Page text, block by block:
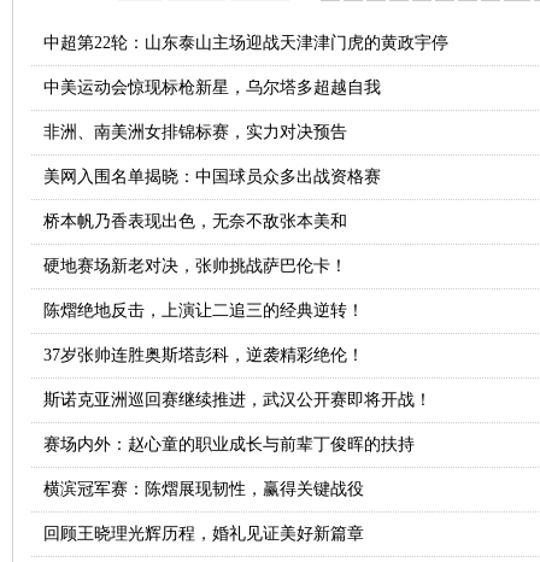
中超第22轮：山东泰山主场迎战天津津门虎的黄政宇停
中美运动会惊现标枪新星，乌尔塔多超越自我
非洲、南美洲女排锦标赛，实力对决预告
美网入围名单揭晓：中国球员众多出战资格赛
桥本帆乃香表现出色，无奈不敌张本美和
硬地赛场新老对决，张帅挑战萨巴伦卡！
陈熠绝地反击，上演让二追三的经典逆转！
37岁张帅连胜奥斯塔彭科，逆袭精彩绝伦！
斯诺克亚洲巡回赛继续推进，武汉公开赛即将开战！
赛场内外：赵心童的职业成长与前辈丁俊晖的扶持
横滨冠军赛：陈熠展现韧性，赢得关键战役
回顾王晓理光辉历程，婚礼见证美好新篇章